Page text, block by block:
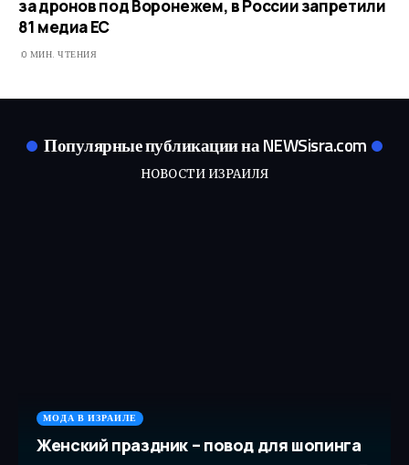
за дронов под Воронежем, в России запретили
81 медиа ЕС
0 МИН. ЧТЕНИЯ
Популярные публикации на NEWSisra.com
НОВОСТИ ИЗРАИЛЯ
МОДА В ИЗРАИЛЕ
Женский праздник – повод для шопинга